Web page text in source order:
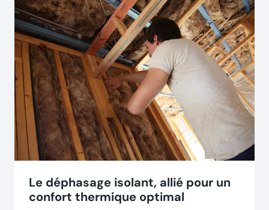
Le déphasage isolant, allié pour un
confort thermique optimal